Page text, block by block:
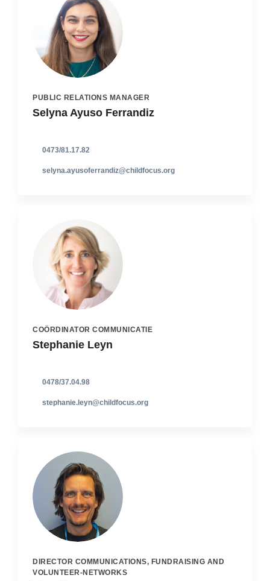
PUBLIC RELATIONS MANAGER
Selyna Ayuso Ferrandiz
0473/81.17.82
selyna.ayusoferrandiz@childfocus.org
COÖRDINATOR COMMUNICATIE
Stephanie Leyn
0478/37.04.98
stephanie.leyn@childfocus.org
DIRECTOR COMMUNICATIONS, FUNDRAISING AND
VOLUNTEER-NETWORKS